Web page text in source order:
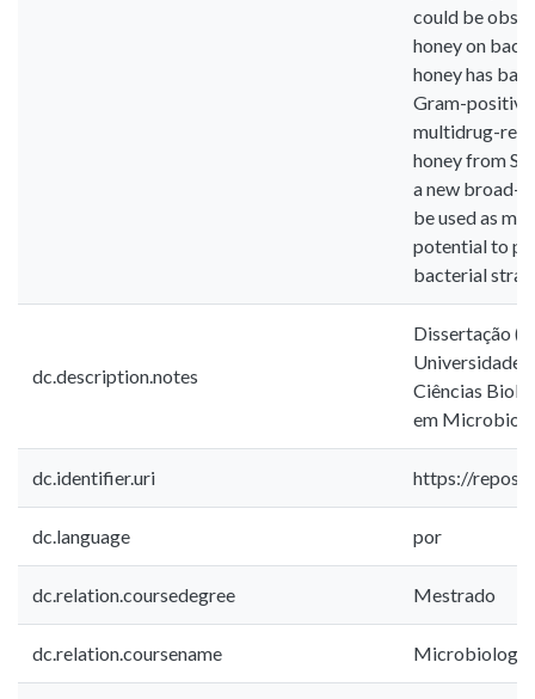
could be
honey on
honey has
Gram-positive
multidrug-
honey from S
a new broad-
be used as
potential to
bacterial
dc.description.notes
Dissertação
Universidade
Ciências
em
dc.identifier.uri https://
dc.language por
dc.relation.coursedegree Mestrado
dc.relation.coursename Microbiologia